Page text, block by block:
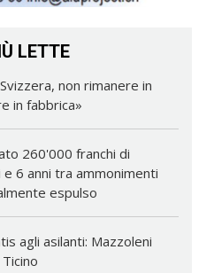
LETTE
non rimanere in
in fabbrica»
260'000 franchi di
6 anni tra ammonimenti
espulso
agli asilanti: Mazzoleni